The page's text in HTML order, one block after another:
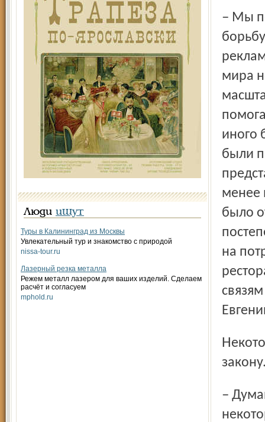
Люди ищут
Туры в Калининград из Москвы
Увлекательный тур и знакомство с природой
nissa-tour.ru
Лазерный резка металла
Режем металл лазером для ваших изделий. Сделаем
расчёт и согласуем
mphold.ru
– Мы поддерживаем часть мер властей, направленных на
мира
иного
были
менее
было
на
Некоторые ярославцы скептически относятся к этому
– Думаю, что ни к чему он не приведёт, разве что